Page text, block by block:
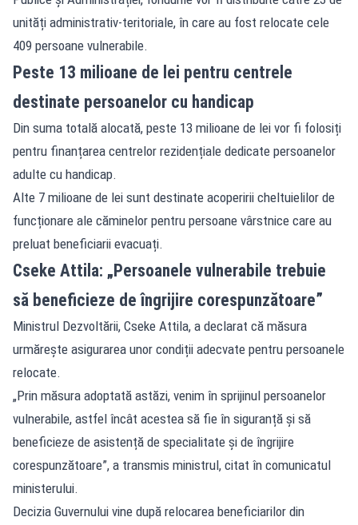
unități administrativ-teritoriale, în care au fost relocate cele
409 persoane vulnerabile.
Peste 13 milioane de lei pentru centrele
destinate persoanelor cu handicap
Din suma totală alocată, peste 13 milioane de lei vor fi folosiți
pentru finanțarea centrelor rezidențiale dedicate persoanelor
adulte cu handicap.
Alte 7 milioane de lei sunt destinate acoperirii cheltuielilor de
funcționare ale căminelor pentru persoane vârstnice care au
preluat beneficiarii evacuați.
Cseke Attila: „Persoanele vulnerabile trebuie
să beneficieze de îngrijire corespunzătoare”
Ministrul Dezvoltării, Cseke Attila, a declarat că măsura
urmărește asigurarea unor condiții adecvate pentru persoanele
relocate.
„Prin măsura adoptată astăzi, venim în sprijinul persoanelor
vulnerabile, astfel încât acestea să fie în siguranță și să
beneficieze de asistență de specialitate și de îngrijire
corespunzătoare”, a transmis ministrul, citat în comunicatul
ministerului.
Decizia Guvernului vine după relocarea beneficiarilor din